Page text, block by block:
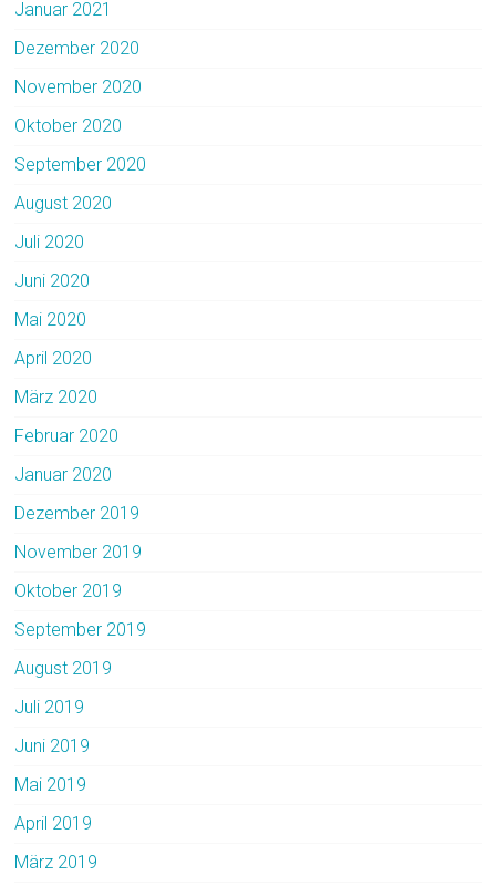
Januar 2021
Dezember 2020
November 2020
Oktober 2020
September 2020
August 2020
Juli 2020
Juni 2020
Mai 2020
April 2020
März 2020
Februar 2020
Januar 2020
Dezember 2019
November 2019
Oktober 2019
September 2019
August 2019
Juli 2019
Juni 2019
Mai 2019
April 2019
März 2019